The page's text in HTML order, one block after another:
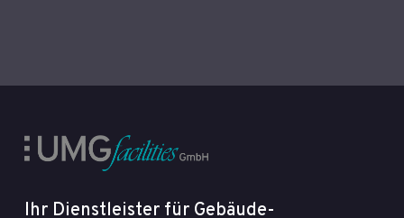
Ihr Dienstleister für Gebäude­